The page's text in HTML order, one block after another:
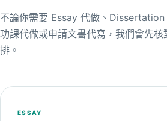
不論你需要 Essay 代做、
功課代做或申請文書代寫，我們會先核
排。
ESSAY